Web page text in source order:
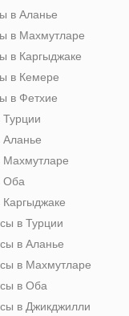
в Аланье
в Махмутларе
в Каргыджаке
в Кемере
в Фетхие
Махмутларе
Оба
в Турции
в Аланье
в Махмутларе
в Оба
в Джикджилли